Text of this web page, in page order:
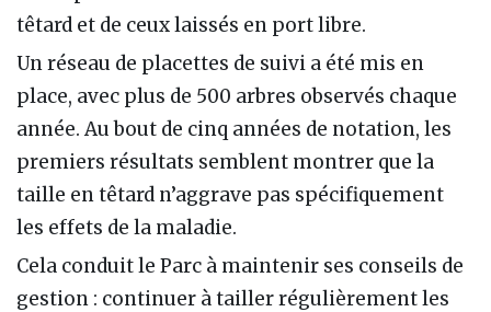
têtard et de ceux laissés en port libre.
Un réseau de placettes de suivi a été mis en
place, avec plus de 500 arbres observés chaque
année. Au bout de cinq années de notation, les
premiers résultats semblent montrer que la
taille en têtard n’aggrave pas spécifiquement
les effets de la maladie.
Cela conduit le Parc à maintenir ses conseils de
gestion : continuer à tailler régulièrement les